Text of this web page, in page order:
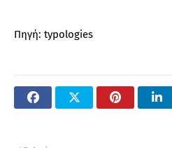
Πηγή: typologies